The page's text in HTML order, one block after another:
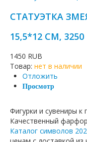
СТАТУЭТКА
15,5*12 СМ, 3250
1450 RUB
Товар: нет в наличии
Отложить
Просмотр
Фигурки и сувениры к
Качественный
Каталог символов